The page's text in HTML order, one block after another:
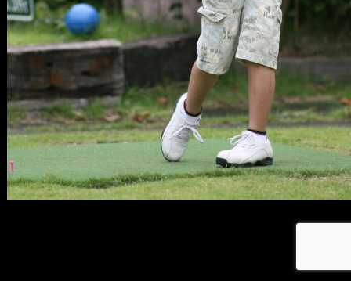
コ
ン
ン
ツ
へ
移
動